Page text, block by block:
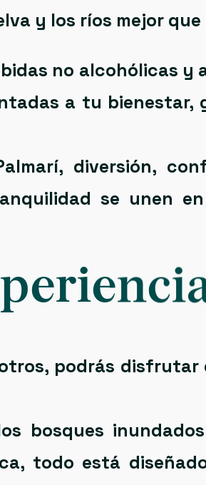
y los ríos mejor que
no alcohólicas y
a tu bienestar,
, diversión,
se unen
podrás disfrutar
bosques
todo está